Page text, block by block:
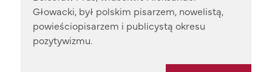
Głowacki, był polskim pisarzem, nowelistą,
powieściopisarzem i publicystą okresu
pozytywizmu.